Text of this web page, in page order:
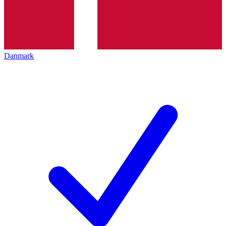
Danmark